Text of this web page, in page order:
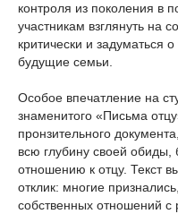
контроля из поколения в
участникам взглянуть на
критически и задуматься
будущие семьи.
Особое впечатление на
знаменитого «Письма
пронзительного
всю глубину своей
отношению к отцу. Текст
отклик: многие
собственных отношений с